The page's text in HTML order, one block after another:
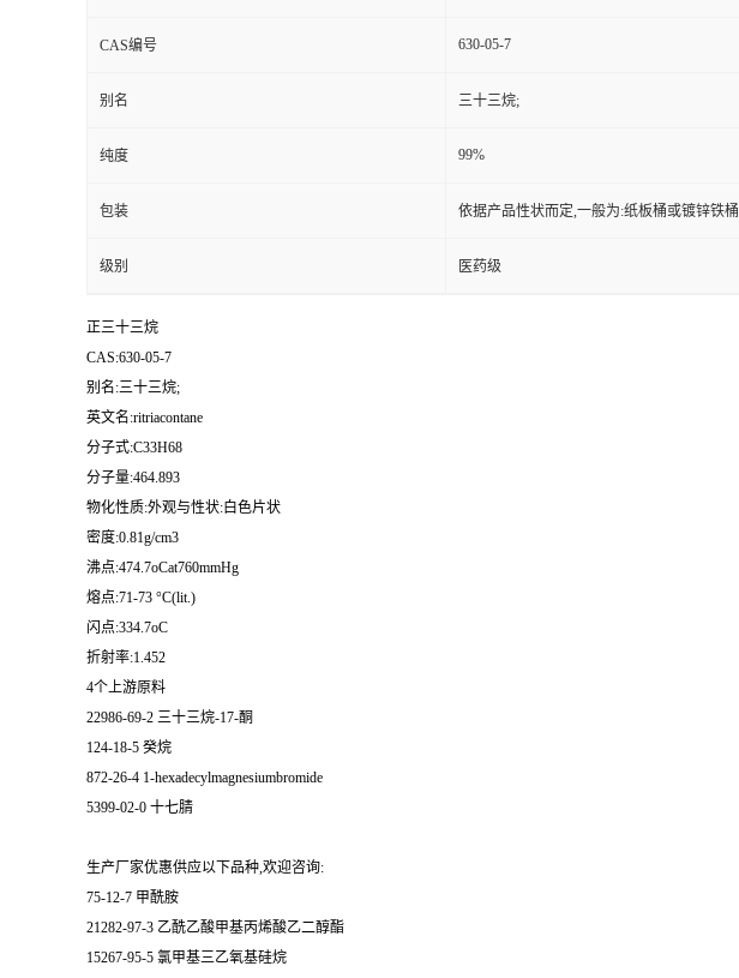
CAS编号 630-05-7
别名 三十三烷;
纯度 99%
包装 依据产品性状而定,一般为:纸板桶或镀锌铁桶
级别 医药级
正三十三烷
CAS:630-05-7
别名:三十三烷;
英文名:ritriacontane
分子式:C33H68
分子量:464.893
物化性质:外观与性状:白色片状
密度:0.81g/cm3
沸点:474.7oCat760mmHg
熔点:71-73 °C(lit.)
闪点:334.7oC
折射率:1.452
4个上游原料
22986-69-2 三十三烷-17-酮
124-18-5 癸烷
872-26-4 1-hexadecylmagnesiumbromide
5399-02-0 十七腈
生产厂家优惠供应以下品种,欢迎咨询:
75-12-7 甲酰胺
21282-97-3 乙酰乙酸甲基丙烯酸乙二醇酯
15267-95-5 氯甲基三乙氧基硅烷